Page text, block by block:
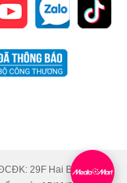
:
1 trong 30 ngày
29F Hai Bà Trưng.